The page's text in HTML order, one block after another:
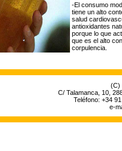
-El consumo
tiene un alto
salud
antioxidantes
porque lo que
que es el alto
corpulencia.
(C)
C/ Talamanca, 10,
Teléfono: +34
e-